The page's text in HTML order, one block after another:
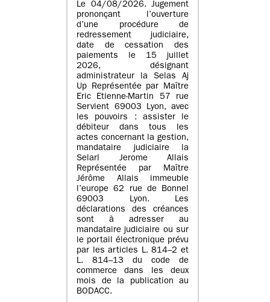
Le 04/08/2026. Jugement
prononçant l’ouverture
d’une procédure de
redressement judiciaire,
date de cessation des
paiements le 15 juillet
2026, désignant
administrateur la Selas Aj
Up Représentée par Maître
Eric Etienne-Martin 57 rue
Servient 69003 Lyon, avec
les pouvoirs : assister le
débiteur dans tous les
actes concernant la gestion,
mandataire judiciaire la
Selarl Jerome Allais
Représentée par Maître
Jérôme Allais immeuble
l’europe 62 rue de Bonnel
69003 Lyon. Les
déclarations des créances
sont à adresser au
mandataire judiciaire ou sur
le portail électronique prévu
par les articles L. 814–2 et
L. 814–13 du code de
commerce dans les deux
mois de la publication au
BODACC.